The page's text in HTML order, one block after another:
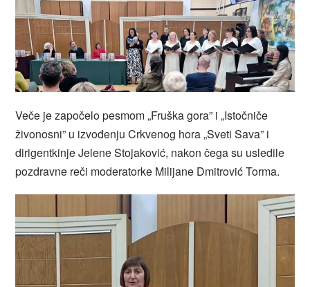
Veče je započelo pesmom „Fruška gora” i „Istočniče
živonosni” u izvođenju Crkvenog hora „Sveti Sava” i
dirigentkinje Jelene Stojaković, nakon čega su usledile
pozdravne reči moderatorke Milijane Dmitrović Torma.